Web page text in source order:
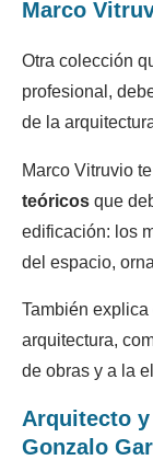
Marco
Otra colección
profesional,
de la
Marco Vitruvio
teóricos que
edificación: los
del espacio,
También
arquitectura,
de obras y a la
Arquitecto
Gonzalo